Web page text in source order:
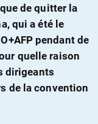
de quitter la
qui a été le
pendant de
quelle raison
dirigeants
de la convention